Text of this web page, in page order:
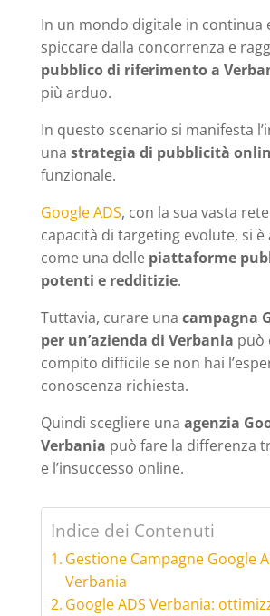
In un mondo digitale in continua
spiccare dalla concorrenza e
pubblico di riferimento a
più arduo.
In questo scenario si manifesta
una strategia di pubblicità
funzionale.
Google ADS, con la sua vasta
capacità di targeting evolute, si
come una delle piattaforme
potenti e redditizie.
Tuttavia, curare una campagna
per un’azienda di Verbania può
compito difficile se non hai
conoscenza richiesta.
Quindi scegliere una agenzia
Verbania può fare la differenza
e l’insuccesso online.
Indice dei Contenuti
Gestione Campagne Google
Verbania
Google ADS Verbania: